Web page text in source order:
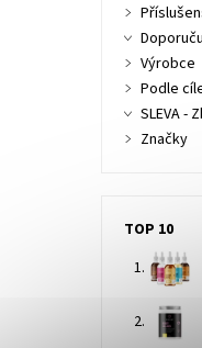
Výrobce
Podle
SLEVA -
Značky
TOP 10